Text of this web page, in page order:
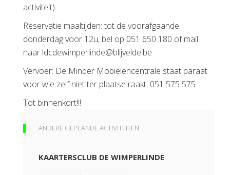
activiteit)
Reservatie maaltijden: tot de voorafgaande
donderdag voor 12u, bel op 051 650 180 of mail
naar ldcdewimperlinde@blijvelde.be
Vervoer: De Minder Mobielencentrale staat paraat
voor wie zelf niet ter plaatse raakt. 051 575 575
Tot binnenkort!!!
ANDERE GEPLANDE ACTIVITEITEN
KAARTERSCLUB DE WIMPERLINDE